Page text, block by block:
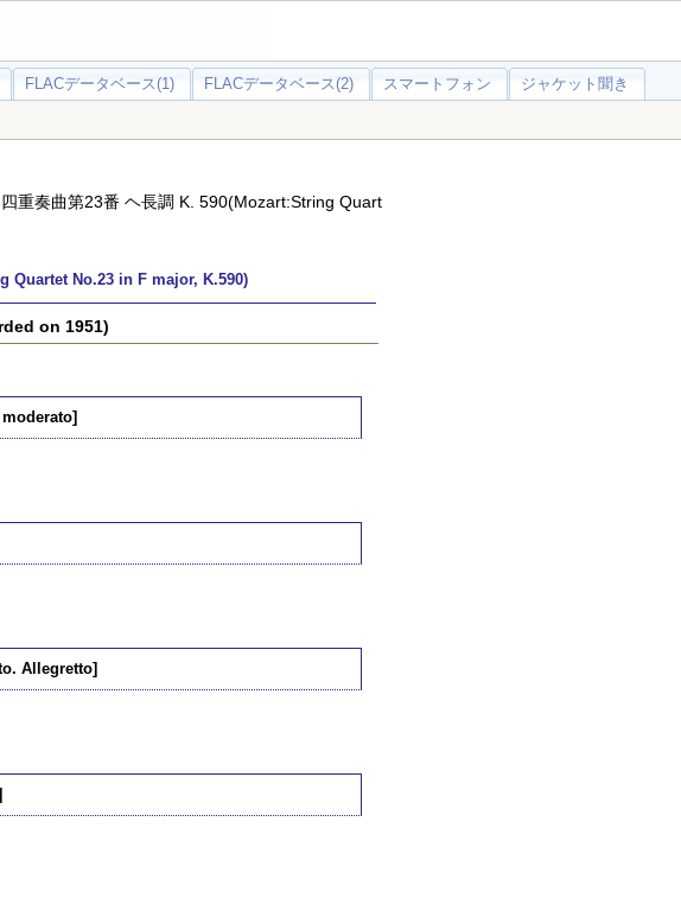
FLACデータベース(1) FLACデータベース(2) スマートフォン ジャケット聞き
重奏曲第23番 ヘ長調 K. 590(Mozart:String Quart
Quartet No.23 in F major, K.590)
on 1951)
Allegretto]